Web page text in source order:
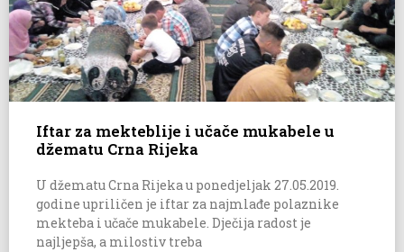
Iftar za mekteblije i učače mukabele u
džematu Crna Rijeka
U džematu Crna Rijeka u ponedjeljak 27.05.2019.
godine upriličen je iftar za najmlađe polaznike
mekteba i učače mukabele. Dječija radost je
najljepša, a milostiv treba